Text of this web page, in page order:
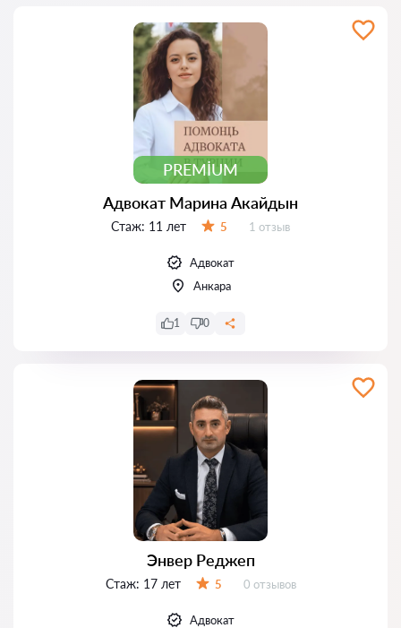
PREMIUM
Адвокат Марина Акайдын
Стаж: 11 лет 5 Отзывов:
1 отзыв
Адвокат
Анкара
1 0
Энвер Реджеп
Стаж: 17 лет 5 Отзывов:
0 отзывов
Адвокат